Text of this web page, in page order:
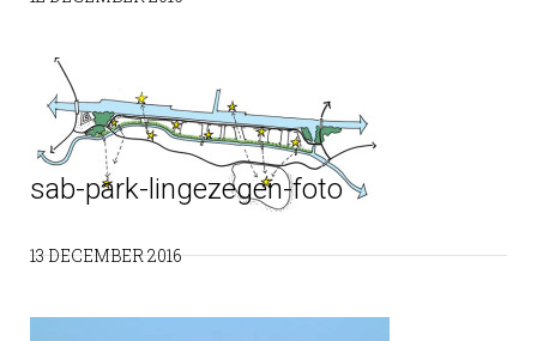
sab-park-lingezegen-foto
13 DECEMBER 2016